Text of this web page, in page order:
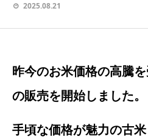
2025.08.21
昨今のお米価格の高騰
の販売を開始しました。
手頃な価格が魅力の古